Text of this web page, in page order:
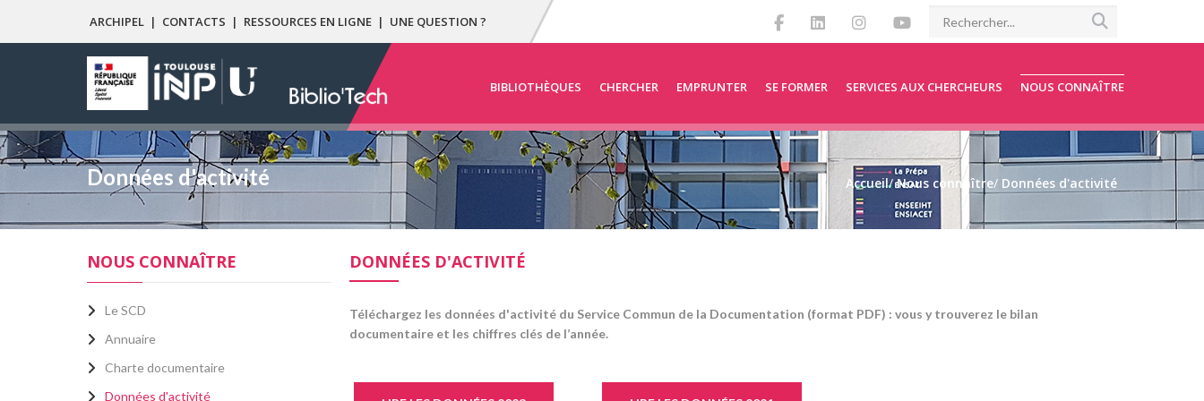
ARCHIPEL | CONTACTS | RESSOURCES EN LIGNE | UNE QUESTION ?
BIBLIOTHÈQUES CHERCHER EMPRUNTER SE FORMER SERVICES AUX CHERCHEURS NOUS CONNAÎTRE
Données d'activité Accueil/Nous connaître/ Données d'activité
DONNÉES D'ACTIVITÉ
Téléchargez les données d'activité du Service Commun de la Documentation (format PDF) : vous y trouverez le bilan
documentaire et les chiffres clés de l’année.
NOUS CONNAÎTRE
Le SCD
Annuaire
Charte documentaire
Données d'activité